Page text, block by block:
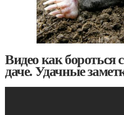
Видео как бороться
даче. Удачные